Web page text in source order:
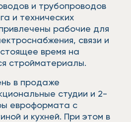
и трубопроводов
и технических
рабочие для
связи и
время на
стройматериалы.
в продаже
студии и 2-
евроформата с
и кухней. При этом в